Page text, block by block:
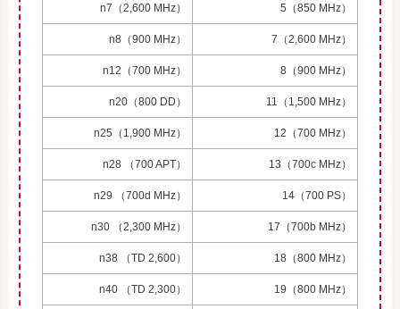
n7（2,600 MHz） 5（850 MHz）
n8（900 MHz） 7（2,600 MHz）
n12（700 MHz） 8（900 MHz）
n20（800 DD） 11（1,500 MHz）
n25（1,900 MHz） 12（700 MHz）
n28 （700 APT） 13（700c MHz）
n29 （700d MHz） 14（700 PS）
n30 （2,300 MHz） 17（700b MHz）
n38 （TD 2,600） 18（800 MHz）
n40 （TD 2,300） 19（800 MHz）